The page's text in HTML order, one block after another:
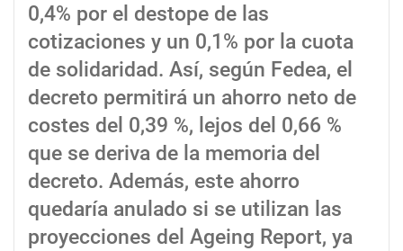
0,4% por el destope de las
cotizaciones y un 0,1% por la cuota
de solidaridad. Así, según Fedea, el
decreto permitirá un ahorro neto de
costes del 0,39 %, lejos del 0,66 %
que se deriva de la memoria del
decreto. Además, este ahorro
quedaría anulado si se utilizan las
proyecciones del Ageing Report, ya